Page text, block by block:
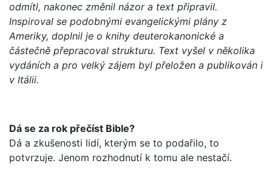
odmítl, nakonec změnil názor a text připravil.
Inspiroval se podobnými evangelickými plány z
Ameriky, doplnil je o knihy deuterokanonické a
částečně přepracoval strukturu. Text vyšel v několika
vydáních a pro velký zájem byl přeložen a publikován i
v Itálii.
Dá se za rok přečíst Bible?
Dá a zkušenosti lidí, kterým se to podařilo, to
potvrzuje. Jenom rozhodnutí k tomu ale nestačí.